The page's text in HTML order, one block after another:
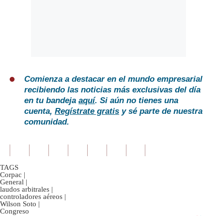
Comienza a destacar en el mundo empresarial
recibiendo las noticias más exclusivas del día
en tu bandeja aquí. Si aún no tienes una
cuenta, Regístrate gratis y sé parte de nuestra
comunidad.
TAGS
Corpac |
General |
laudos arbitrales |
controladores aéreos |
Wilson Soto |
Congreso